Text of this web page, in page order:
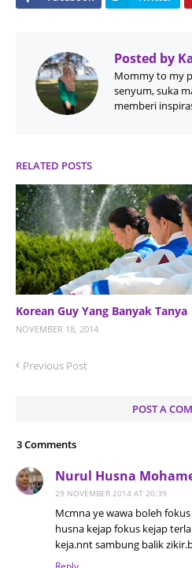
Posted by
Mommy to my
senyum, suka
memberi
RELATED POSTS
Korean Guy Yang Banyak Tanya
NOVEMBER 18, 2014
Previous Post
POST A
3 Comments
Nurul Husna
29 NOVEMBER 2014 AT 20:39
Mcmna ye wawa boleh
husna kejap fokus kejap
keja.nnt sambung balik